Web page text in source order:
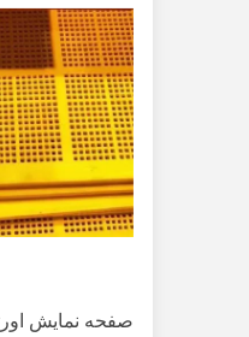
صفحه نمایش